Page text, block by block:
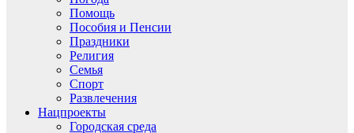
Помощь
Пособия и Пенсии
Праздники
Религия
Семья
Спорт
Развлечения
Нацпроекты
Городская среда